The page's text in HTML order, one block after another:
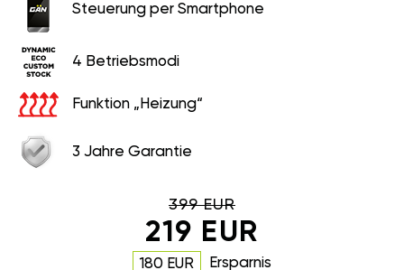
Steuerung per Smartphone
4 Betriebsmodi
Funktion „Heizung“
3 Jahre Garantie
399 EUR
219 EUR
180 EUR Ersparnis